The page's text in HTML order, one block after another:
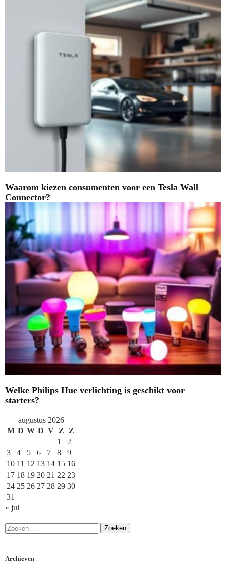
Waarom kiezen consumenten voor een Tesla Wall
Connector?
Welke Philips Hue verlichting is geschikt voor
starters?
augustus 2026
M D W D V Z Z
1
2
3
4 5 6 7 8
9
10 11 12 13 14 15 16
17 18 19 20 21 22 23
24 25 26 27 28 29 30
31
« jul
Archieven